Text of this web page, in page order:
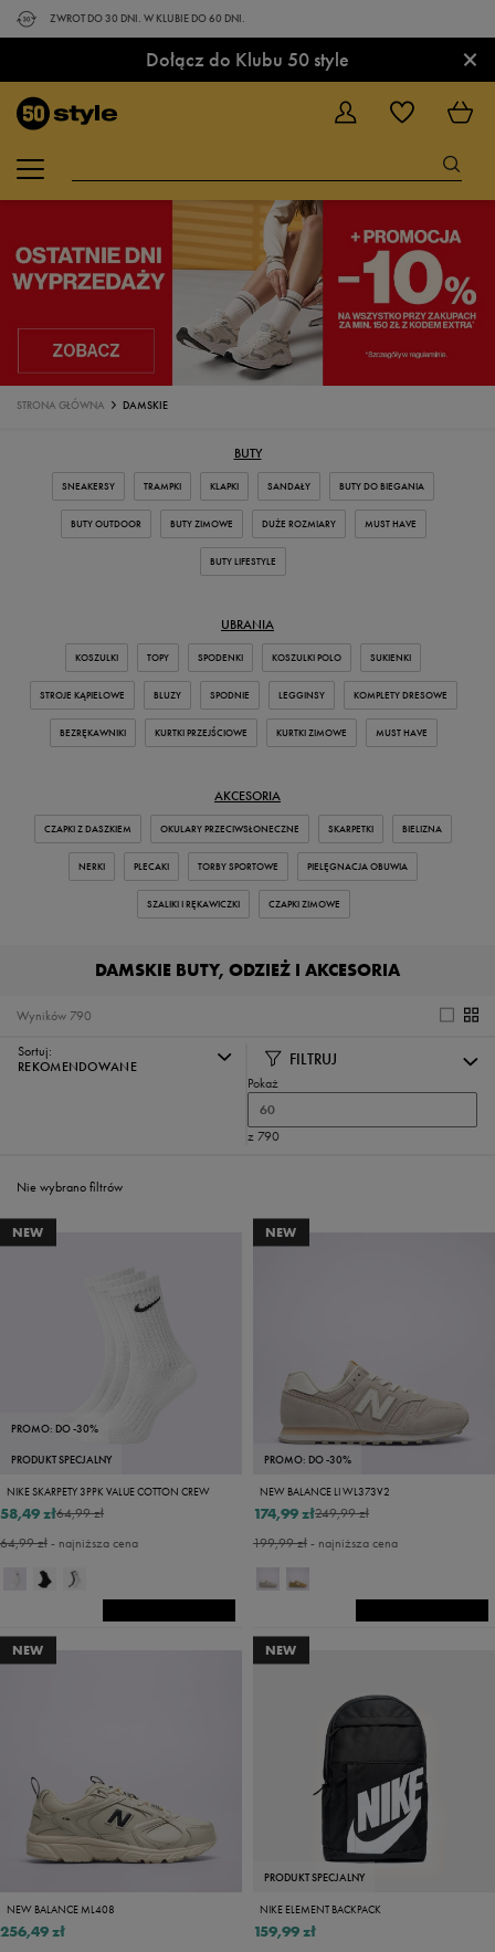
ZWROT DO 30 DNI. W KLUBIE DO 60 DNI.
Dołącz do Klubu 50 style ×
STRONA GŁÓWNA DAMSKIE
BUTY
SNEAKERSY TRAMPKI KLAPKI SANDAŁY BUTY DO BIEGANIA
BUTY OUTDOOR BUTY ZIMOWE DUŻE ROZMIARY MUST HAVE
BUTY LIFESTYLE
UBRANIA
KOSZULKI TOPY SPODENKI KOSZULKI POLO SUKIENKI
STROJE KĄPIELOWE BLUZY SPODNIE LEGGINSY KOMPLETY DRESOWE
BEZRĘKAWNIKI KURTKI PRZEJŚCIOWE KURTKI ZIMOWE MUST HAVE
AKCESORIA
CZAPKI Z DASZKIEM OKULARY PRZECIWSŁONECZNE SKARPETKI BIELIZNA
NERKI PLECAKI TORBY SPORTOWE PIELĘGNACJA OBUWIA
SZALIKI I RĘKAWICZKI CZAPKI ZIMOWE
DAMSKIE BUTY, ODZIEŻ I AKCESORIA
790
Wyników
Sortuj:
REKOMENDOWANE
FILTRUJ
Pokaż
60
z 790
Nie wybrano filtrów
NEW
PROMO: DO -30%
PRODUKT SPECJALNY
NIKE SKARPETY 3PPK VALUE COTTON CREW
64,99 zł
58,49 zł
64,99 zł- najniższa cena
NEW
PROMO: DO -30%
NEW BALANCE LI WL373V2
249,99 zł
174,99 zł
199,99 zł- najniższa cena
NEW
NEW BALANCE ML408
256,49 zł
NEW
PRODUKT SPECJALNY
NIKE ELEMENT BACKPACK
159,99 zł